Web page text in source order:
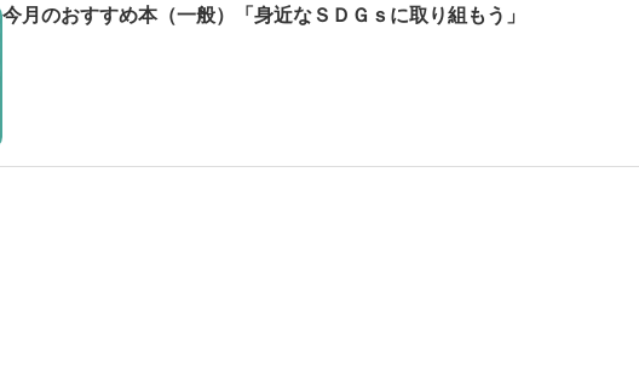
今月のおすすめ本（一般）「身近なＳＤＧｓに取り組もう」